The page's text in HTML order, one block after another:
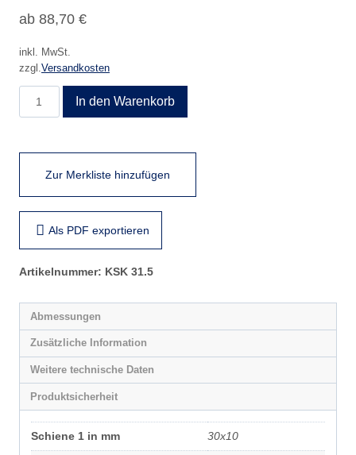
ab 88,70 €
inkl. MwSt.
zzgl.Versandkosten
In den Warenkorb
Zur Merkliste hinzufügen
Als PDF exportieren
Artikelnummer: KSK 31.5
Abmessungen
Zusätzliche Information
Weitere technische Daten
Produktsicherheit
Schiene 1 in mm 30x10